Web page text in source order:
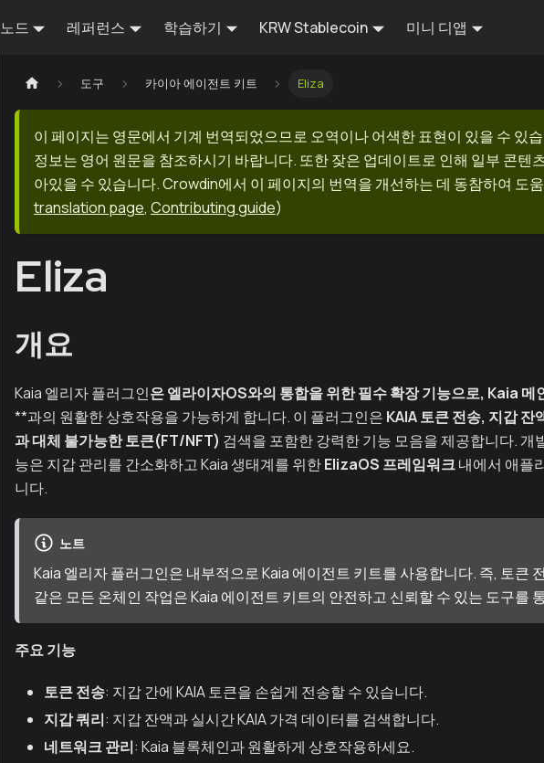
노드 레퍼런스 학습하기 KRW Stablecoin 미니 디앱
도구 카이아 에이전트 키트 Eliza
이 페이지는 영문에서 기계 번역되었으므로 오역이나 어색한 표현이 있을 수 있
정보는 영어 원문을 참조하시기 바랍니다. 또한 잦은 업데이트로 인해 일부 콘텐
아있을 수 있습니다. Crowdin에서 이 페이지의 번역을 개선하는 데 동참하여 도
translation page, Contributing guide)
Eliza
개요
Kaia 엘리자 플러그인은엘라이자OS와의 통합을 위한 필수 확장 기능으로, Kaia 메
**과의 원활한 상호작용을 가능하게 합니다. 이 플러그인은 KAIA 토큰 전송, 지갑 잔
과 대체 불가능한 토큰(FT/NFT) 검색을 포함한 강력한 기능 모음을 제공합니다. 개
능은 지갑 관리를 간소화하고 Kaia 생태계를 위한ElizaOS 프레임워크내에서 애플
니다.
노트
Kaia 엘리자 플러그인은 내부적으로 Kaia 에이전트 키트를 사용합니다. 즉, 토큰
같은 모든 온체인 작업은 Kaia 에이전트 키트의 안전하고 신뢰할 수 있는 도구를
주요 기능
토큰 전송: 지갑 간에 KAIA 토큰을 손쉽게 전송할 수 있습니다.
지갑 쿼리: 지갑 잔액과 실시간 KAIA 가격 데이터를 검색합니다.
네트워크 관리: Kaia 블록체인과 원활하게 상호작용하세요.